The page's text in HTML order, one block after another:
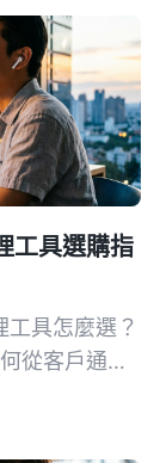
工具選購指
具怎麼選？
從客戶通話